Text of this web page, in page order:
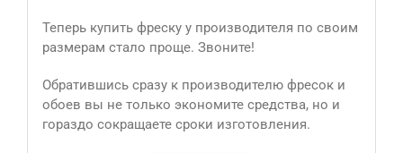
Теперь купить фреску у производителя по своим
размерам стало проще. Звоните!
Обратившись сразу к производителю фресок и
обоев вы не только экономите средства, но и
гораздо сокращаете сроки изготовления.